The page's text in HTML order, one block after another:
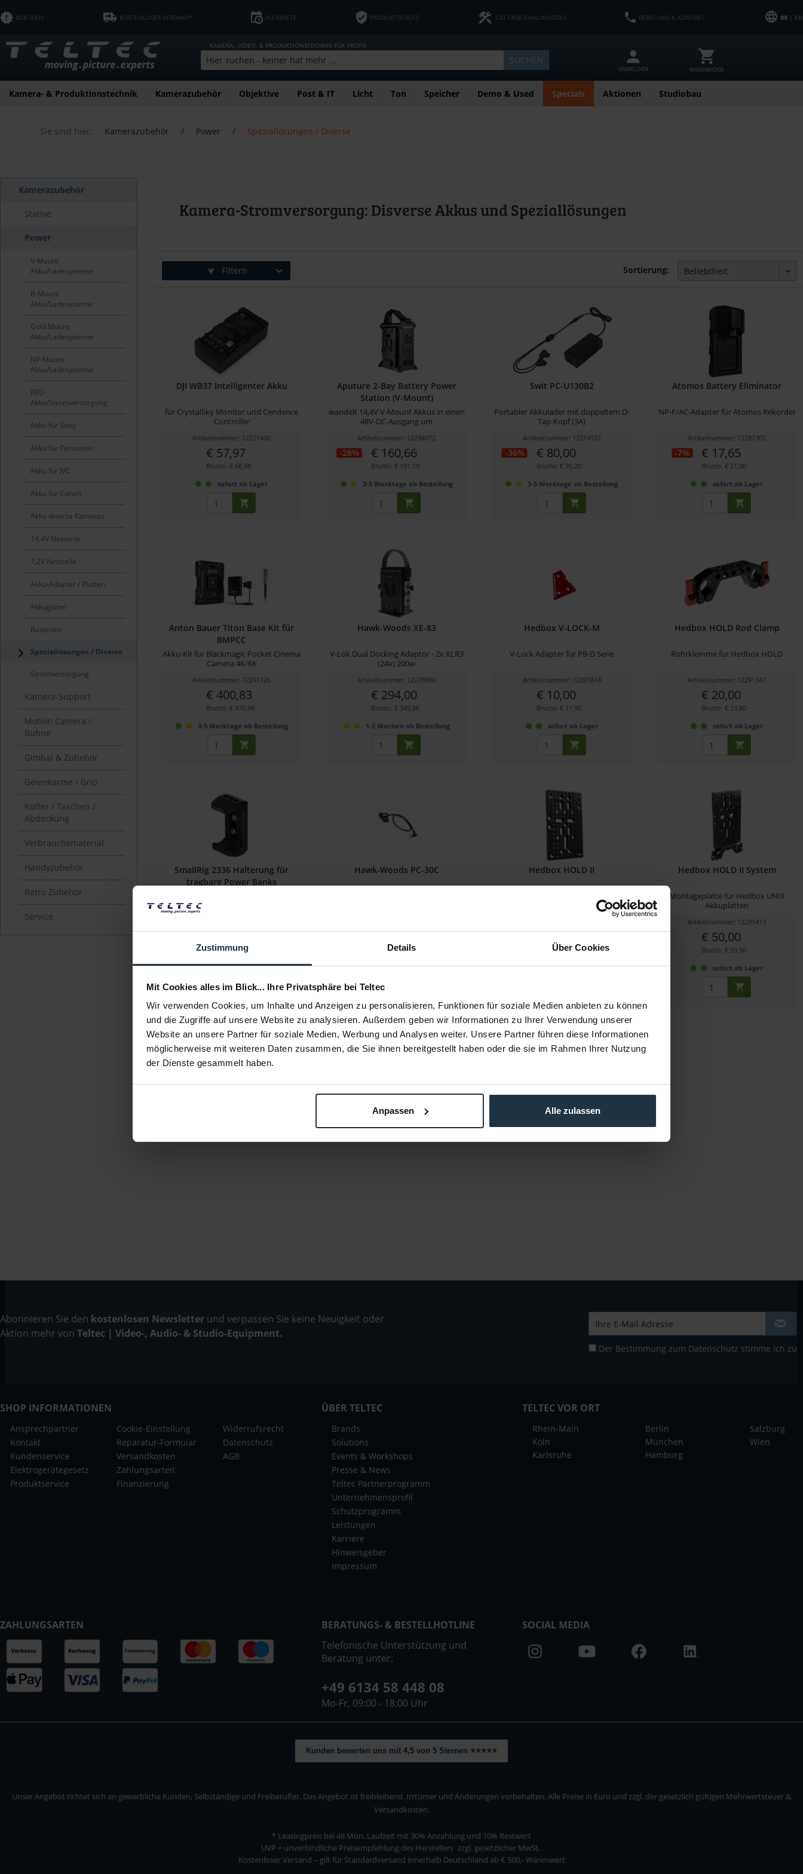
Zustimmung Details Über Cookies
Mit Cookies alles im Blick... Ihre Privatsphäre bei Teltec
Wir verwenden Cookies, um Inhalte und Anzeigen zu personalisieren, Funktionen für soziale Medien anbieten zu können
und die Zugriffe auf unsere Website zu analysieren. Außerdem geben wir Informationen zu Ihrer Verwendung unserer
Website an unsere Partner für soziale Medien, Werbung und Analysen weiter. Unsere Partner führen diese Informationen
möglicherweise mit weiteren Daten zusammen, die Sie ihnen bereitgestellt haben oder die sie im Rahmen Ihrer Nutzung
der Dienste gesammelt haben.
Anpassen Alle zulassen
B2B SHOP KOSTENLOSER VERSAND* FLEXMIETE PRODUKTSCHUTZ 120 TAGE ZAHLUNGSZIEL BERATUNG & KONTAKT DE| EN
KAMERA-, VIDEO- & PRODUKTIONSTECHNIK FÜR PROFIS
SUCHEN
ANMELDEN WARENKORB
Kamera- & Produktionstechnik Kamerazubehör Objektive Post & IT Licht Ton Speicher Demo & Used Specials Aktionen Studiobau
Sie sind hier: Kamerazubehör / Power / Speziallösungen / Diverse
Kamerazubehör
Stative
Power
V-Mount
Akku/Ladesysteme
B-Mount
Akku/Ladesysteme
Gold Mount
Akku/Ladesysteme
NP-Mount
Akku/Ladesysteme
RED-
Akku/Stromversorgung
Akku für Sony
Akku für Panasonic
Akku für JVC
Akku für Canon
Akku diverse Kameras
14,4V Netzteile
7,2V Netzteile
Akku-Adapter / Platten
Akkugürtel
Batterien
Speziallösungen / Diverse
Stromversorgung
Kamera-Support
Motion Camera /
Bühne
Gimbal & Zubehör
Gelenkarme / Grip
Koffer / Taschen /
Abdeckung
Verbrauchsmaterial
Handyzubehör
Retro Zubehör
Service
Kamera-Stromversorgung: Disverse Akkus und Speziallösungen
Filtern Sortierung:
DJI WB37 Intelligenter Akku
für CrystalSky Monitor und Cendence
Controller
Artikelnummer: 12271400
€ 57,97
Brutto: € 68,98
sofort ab Lager
Aputure 2-Bay Battery Power
Station (V-Mount)
wandelt 14,4V V-Mount Akkus in einen
48V-DC-Ausgang um
Artikelnummer: 12294972
-28% € 160,66
Brutto: € 191,19
3-5 Werktage ab Bestellung
Swit PC-U130B2
Portabler Akkulader mit doppeltem D-
Tap-Kopf (3A)
Artikelnummer: 12274572
-36% € 80,00
Brutto: € 95,20
3-5 Werktage ab Bestellung
Atomos Battery Eliminator
NP-F/AC-Adapter für Atomos Rekorder
Artikelnummer: 12287305
-7% € 17,65
Brutto: € 21,00
sofort ab Lager
Anton Bauer Titon Base Kit für
BMPCC
Akku-Kit für Blackmagic Pocket Cinema
Camera 4K/6K
Artikelnummer: 12291726
€ 400,83
Brutto: € 476,99
3-5 Werktage ab Bestellung
Hawk-Woods XE-83
V-Lok Dual Docking Adaptor - 2x XLR3
(24v) 200w
Artikelnummer: 12278896
€ 294,00
Brutto: € 349,86
1-2 Wochen ab Bestellung
Hedbox V-LOCK-M
V-Lock Adapter für PB-D Serie
Artikelnummer: 12293814
€ 10,00
Brutto: € 11,90
sofort ab Lager
Hedbox HOLD Rod Clamp
Rohrklemme für Hedbox HOLD
Artikelnummer: 12291347
€ 20,00
Brutto: € 23,80
sofort ab Lager
SmallRig 2336 Halterung für
tragbare Power Banks
€ 22,61
Brutto: € 26,91
sofort ab Lager
Hawk-Woods PC-30C
€ 31,50
Brutto: € 37,49
sofort ab Lager
Hedbox HOLD II
€ 27,55
Brutto: € 32,78
sofort ab Lager
Hedbox HOLD II System
Montageplatte für Hedbox UNIX
Akkuplatten
Artikelnummer: 12291413
€ 50,00
Brutto: € 59,50
sofort ab Lager
Abonnieren Sie den kostenlosen Newsletter und verpassen Sie keine Neuigkeit oder
Aktion mehr von Teltec | Video-, Audio- & Studio-Equipment.
Der Bestimmung zum Datenschutz stimme ich zu
SHOP INFORMATIONEN
Ansprechpartner
Kontakt
Kundenservice
Elektrogerätegesetz
Produktservice
Cookie-Einstellung
Reparatur-Formular
Versandkosten
Zahlungsarten
Finanzierung
Widerrufsrecht
Datenschutz
AGB
ÜBER TELTEC
Brands
Solutions
Events & Workshops
Presse & News
Teltec Partnerprogramm
Unternehmensprofil
Schutzprogramm
Leistungen
Karriere
Hinweisgeber
Impressum
TELTEC VOR ORT
Rhein-Main
Köln
Karlsruhe
Berlin
München
Hamburg
Salzburg
Wien
ZAHLUNGSARTEN
BERATUNGS- & BESTELLHOTLINE
Telefonische Unterstützung und
Beratung unter:
+49 6134 58 448 08
Mo-Fr, 09:00 - 18:00 Uhr
SOCIAL MEDIA
Kunden bewerten uns mit 4,5 von 5 Sternen ⭐⭐⭐⭐⭐
Unser Angebot richtet sich an gewerbliche Kunden, Selbständige und Freiberufler. Das Angebot ist freibleibend. Irrtümer und Änderungen vorbehalten. Alle Preise in Euro und zzgl. der gesetzlich gültigen Mehrwertsteuer &
Versandkosten.
* Leasingpreis bei 48 Mon. Laufzeit mit 30% Anzahlung und 10% Restwert
UVP = unverbindliche Preisempfehlung des Herstellers zzgl. gesetzlicher MwSt.
Kostenloser Versand – gilt für Standardversand innerhalb Deutschland ab € 500,- Warenwert